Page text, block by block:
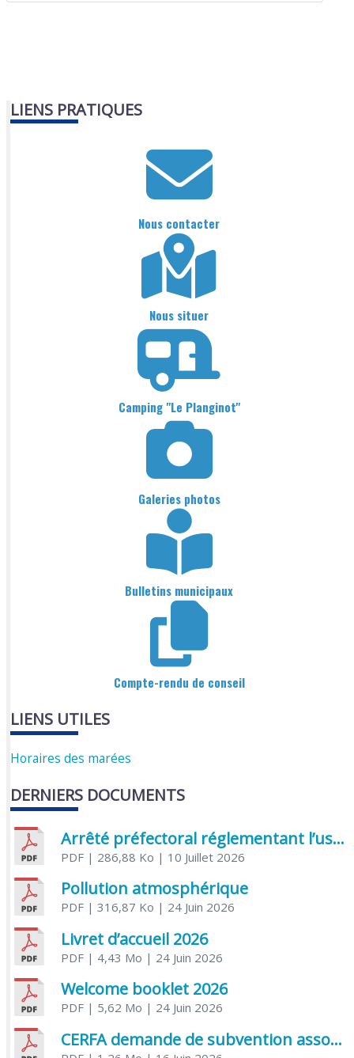
LIENS PRATIQUES
Nous contacter
Nous situer
Camping "Le Planginot"
Galeries photos
Bulletins municipaux
Compte-rendu de conseil
LIENS UTILES
Horaires des marées
DERNIERS DOCUMENTS
Arrêté préfectoral réglementant l’usage de l’eau
PDF| 286,88 Ko | 10 Juillet 2026
Pollution atmosphérique
PDF| 316,87 Ko | 24 Juin 2026
Livret d’accueil 2026
PDF| 4,43 Mo | 24 Juin 2026
Welcome booklet 2026
PDF| 5,62 Mo | 24 Juin 2026
CERFA demande de subvention association